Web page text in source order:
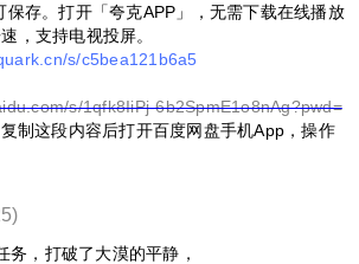
保存。打开「夸克APP」，无需下载在线播放
，支持电视投屏。
s/c5bea121b6a5
s/1qfk8IiPj-6b2SpmE1o8nAg?pwd=
制这段内容后打开百度网盘手机App，操作
务，打破了大漠的平静，